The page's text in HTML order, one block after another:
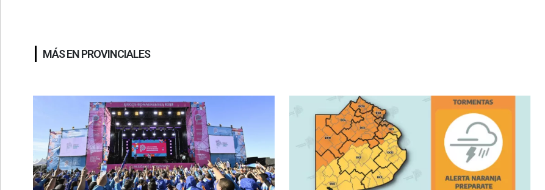
MÁS EN PROVINCIALES